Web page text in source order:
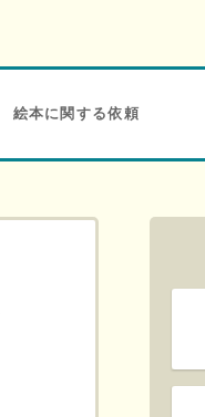
絵本に関する依頼